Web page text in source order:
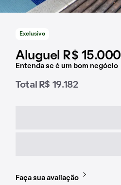
Exclusivo
Aluguel R$ 15.000
Entenda se é um bom negócio
Total R$ 19.182
Faça sua avaliação